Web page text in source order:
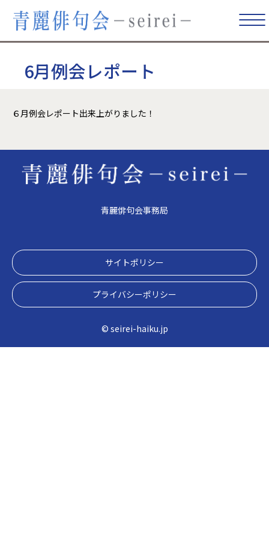
6月例会レポート
６月例会レポート出来上がりました！
青麗俳句会事務局
サイトポリシー
プライバシーポリシー
© seirei-haiku.jp